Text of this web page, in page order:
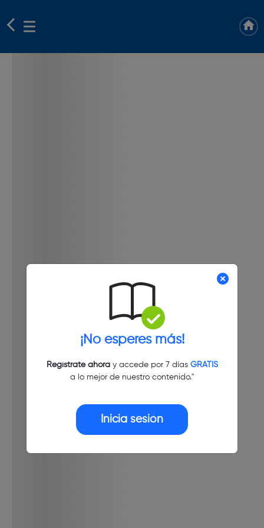
¡No esperes más!
Regístrate ahoray accede por 7 días GRATIS
a lo mejor de nuestro contenido."
Inicia sesión